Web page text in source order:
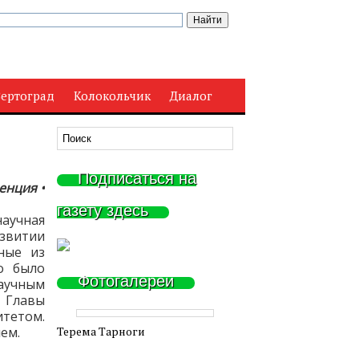
Колокольчик Диалог
•
из
было
Главы
Подписаться на
газету здесь
Фотогалереи
Терема Тарноги